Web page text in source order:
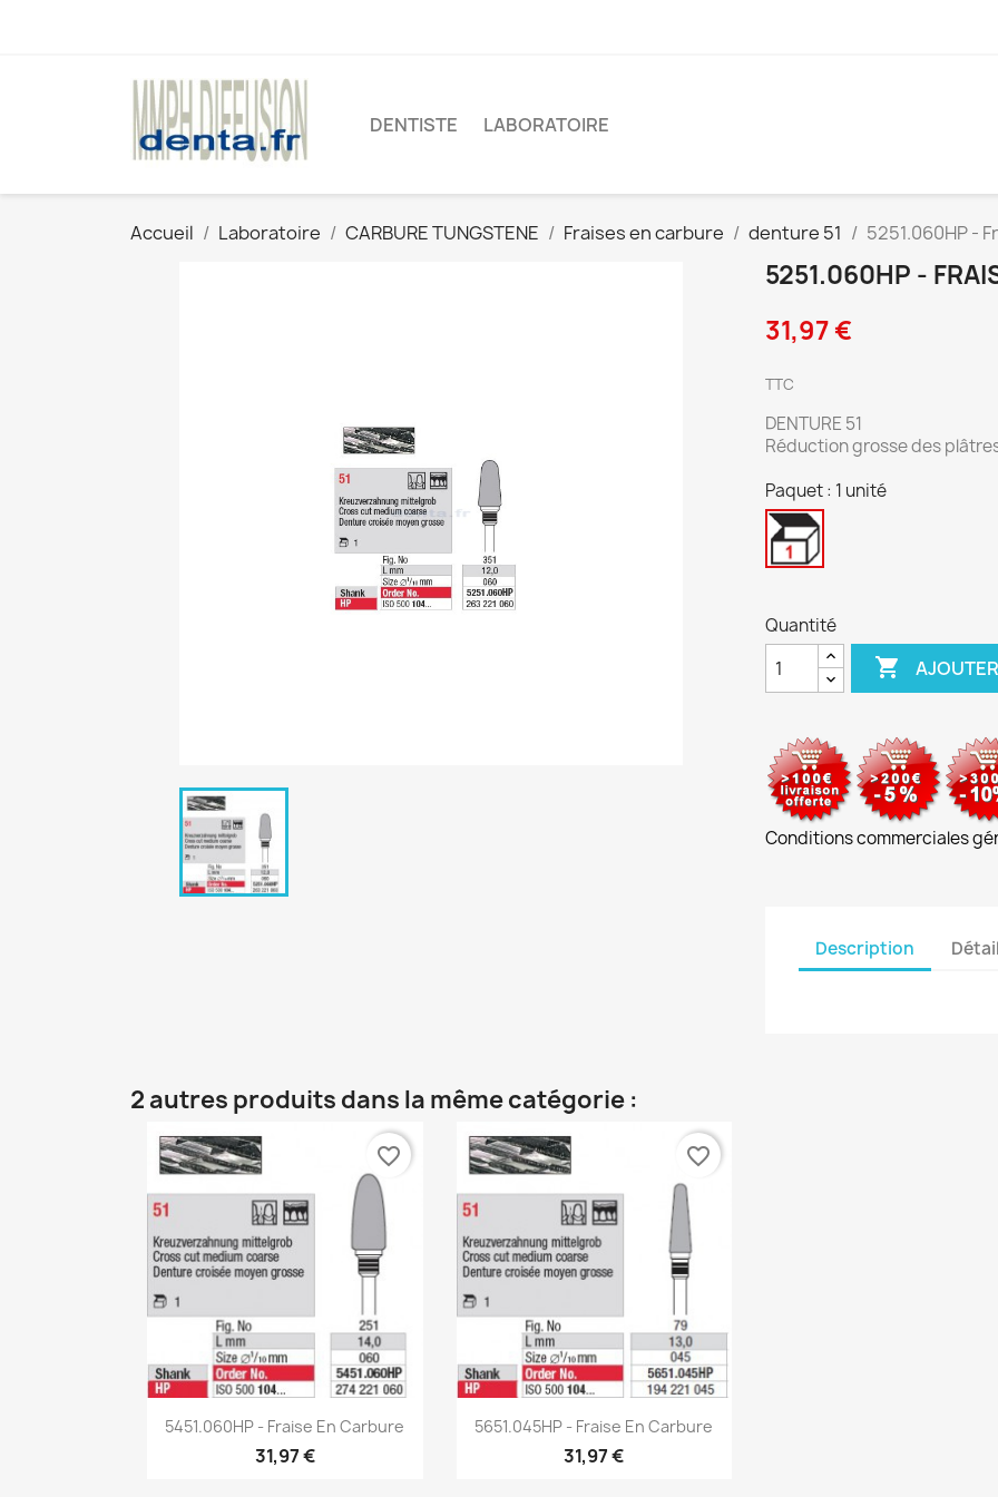
DENTISTE LABORATOIRE
Accueil Laboratoire CARBURE TUNGSTENE Fraises en carbure denture 51 5251.060HP -
5251.060HP -
31,97 €
TTC
DENTURE 51
Réduction grosse des
Paquet : 1 unité
1
Quantité

Conditions commerciales
Description
2 autres produits dans la même catégorie :
Aperçu rapide
5451.060HP - Fraise En Carbure
31,97 €
favorite_border
Aperçu rapide
5651.045HP - Fraise En Carbure
31,97 €
favorite_border